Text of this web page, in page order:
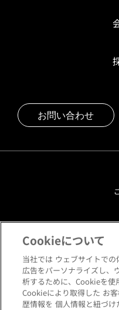
お問い合わせ
プラ
クッ
閲覧
Cookieについて
当社では ウェブサイトで
広告をパーソナライズし、
析するために、Cookieを使
Cookieにより取得した お
歴情報を 個人情報と紐づ